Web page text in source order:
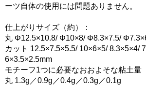
ーツ自体の使用には問題ありません。
仕上がりサイズ（約）：
丸 Φ12.5×10.8/ Φ10×8/ Φ8.3×7.5/
カット 12.5×7.5×5.5/ 10×6×5/ 8.3×5×4/
6×3.5×2.5mm
モチーフ1つに必要なおおよそな粘土量
丸 1.3g／0.9g／0.4g／0.3g／0.1g